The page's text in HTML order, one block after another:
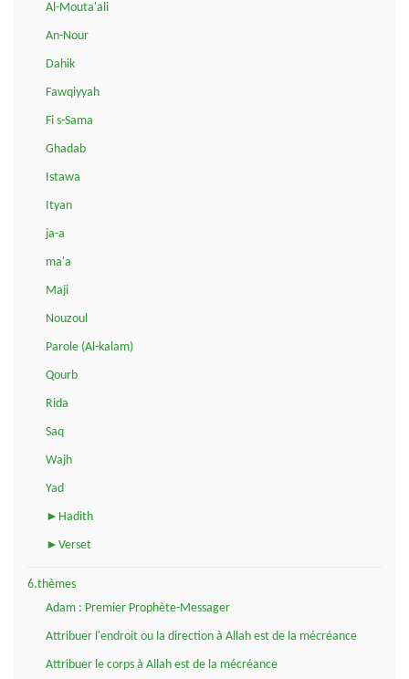
Al-Mouta'ali
An-Nour
Dahik
Fawqiyyah
Fi s-Sama
Ghadab
Istawa
Ityan
ja-a
ma'a
Maji
Nouzoul
Parole (Al-kalam)
Qourb
Rida
Saq
Wajh
Yad
►Hadith
►Verset
6.thèmes
Adam : Premier Prophète-Messager
Attribuer l'endroit ou la direction à Allah est de la mécréance
Attribuer le corps à Allah est de la mécréance